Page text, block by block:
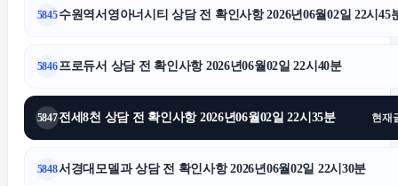
5845수원역서영아너시티 상담 전 확인사항 2026년06월02일 22시45
5846프로듀서 상담 전 확인사항 2026년06월02일 22시40분
5847전세8천 상담 전 확인사항 2026년06월02일 22시35분 현재
5848서경대모델과 상담 전 확인사항 2026년06월02일 22시30분